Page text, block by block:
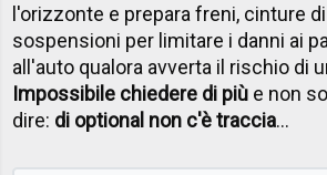
l'orizzonte e prepara freni, cinture
sospensioni per limitare i danni ai
all'auto qualora avverta il rischio di
Impossibile chiedere di più e non
dire: di optional non c'è traccia...